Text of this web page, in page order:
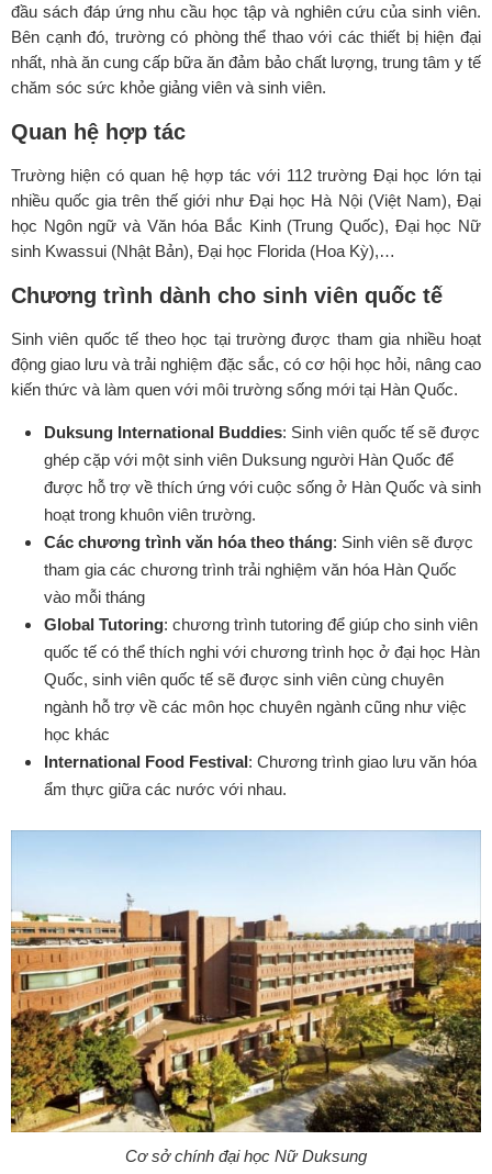
đầu sách đáp ứng nhu cầu học tập và nghiên cứu của sinh viên.
Bên cạnh đó, trường có phòng thể thao với các thiết bị hiện đại
nhất, nhà ăn cung cấp bữa ăn đảm bảo chất lượng, trung tâm y tế
chăm sóc sức khỏe giảng viên và sinh viên.
Quan hệ hợp tác
Trường hiện có quan hệ hợp tác với 112 trường Đại học lớn tại
nhiều quốc gia trên thế giới như Đại học Hà Nội (Việt Nam), Đại
học Ngôn ngữ và Văn hóa Bắc Kinh (Trung Quốc), Đại học Nữ
sinh Kwassui (Nhật Bản), Đại học Florida (Hoa Kỳ),…
Chương trình dành cho sinh viên quốc tế
Sinh viên quốc tế theo học tại trường được tham gia nhiều hoạt
động giao lưu và trải nghiệm đặc sắc, có cơ hội học hỏi, nâng cao
kiến thức và làm quen với môi trường sống mới tại Hàn Quốc.
Duksung International Buddies: Sinh viên quốc tế sẽ được
ghép cặp với một sinh viên Duksung người Hàn Quốc để
được hỗ trợ về thích ứng với cuộc sống ở Hàn Quốc và sinh
hoạt trong khuôn viên trường.
Các chương trình văn hóa theo tháng: Sinh viên sẽ được
tham gia các chương trình trải nghiệm văn hóa Hàn Quốc
vào mỗi tháng
Global Tutoring: chương trình tutoring để giúp cho sinh viên
quốc tế có thể thích nghi với chương trình học ở đại học Hàn
Quốc, sinh viên quốc tế sẽ được sinh viên cùng chuyên
ngành hỗ trợ về các môn học chuyên ngành cũng như việc
học khác
International Food Festival: Chương trình giao lưu văn hóa
ẩm thực giữa các nước với nhau.
Cơ sở chính đại học Nữ Duksung